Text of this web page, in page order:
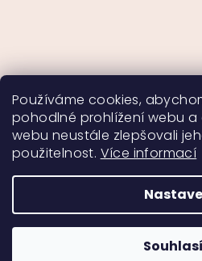
Používáme cookies,
pohodlné prohlížení webu a
webu neustále zlepšovali
použitelnost. Více informací
Sledovat na